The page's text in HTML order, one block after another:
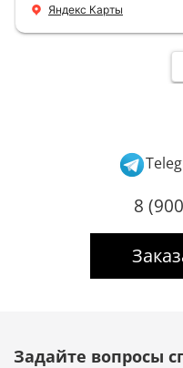
+ нормальные цены
Яндекс Карты
8
Задайте вопросы